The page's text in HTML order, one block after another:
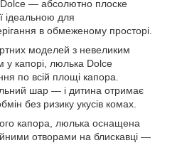
Dolce — абсолютно плоске
ідеальною для
в обмеженому просторі.
моделей з невеликим
у капорі, люлька Dolce
по всій площі капора.
шар — і дитина отримає
без ризику укусів комах.
капора, люлька оснащена
отворами на блискавці —